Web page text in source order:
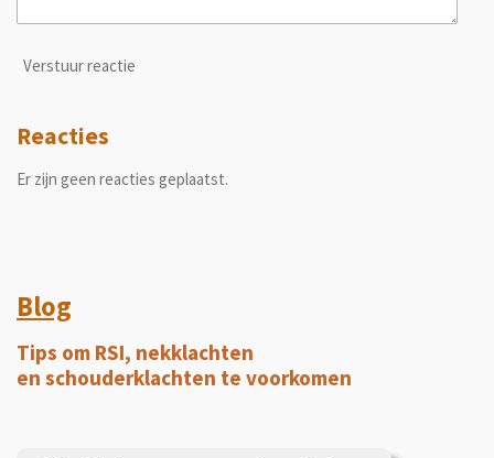
Verstuur reactie
Reacties
Er zijn geen reacties geplaatst.
Blog
Tips om RSI, nekklachten
en schouderklachten te voorkomen